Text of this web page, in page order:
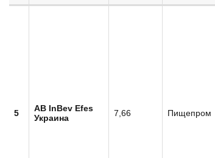
5
AB InBev Efes
Украина
7,66 Пищепром